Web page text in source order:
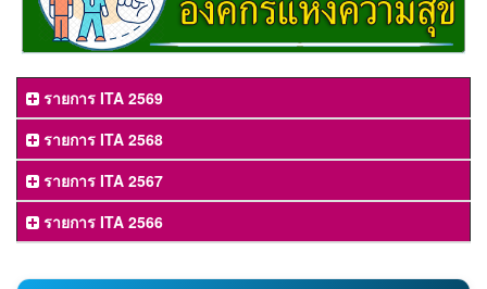
รายการ ITA 2569
รายการ ITA 2568
รายการ ITA 2567
รายการ ITA 2566